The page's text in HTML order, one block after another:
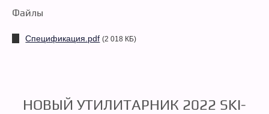
Файлы
Спецификация.pdf (2 018 КБ)
НОВЫЙ УТИЛИТАРНИК 2022 SKI-